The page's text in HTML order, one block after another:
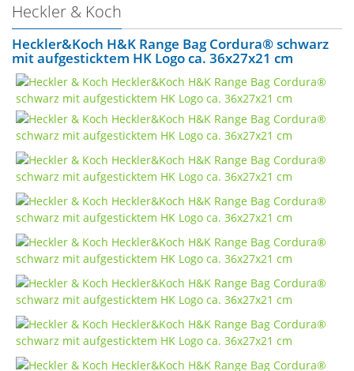
Heckler & Koch
Heckler&Koch H&K Range Bag Cordura® schwarz
mit aufgesticktem HK Logo ca. 36x27x21 cm